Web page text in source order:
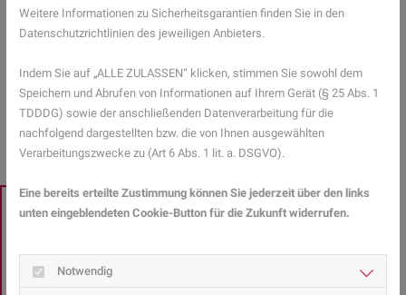
ZURÜCK ZUR ÜBERSICHT
bisherige Rezept komplett ablösen.
hier.
EXPERTENSUCHE
Sie haben Fragen zu
Gesundheitsthemen?
Weitere Informationen zu Sicherheitsgarantien finden Sie in den
Datenschutzrichtlinien des jeweiligen Anbieters.
Indem Sie auf „ALLE ZULASSEN“ klicken, stimmen Sie sowohl dem
Speichern und Abrufen von Informationen auf Ihrem Gerät (§ 25 Abs. 1
TDDDG) sowie der anschließenden Datenverarbeitung für die
nachfolgend dargestellten bzw. die von Ihnen ausgewählten
Verarbeitungszwecke zu (Art 6 Abs. 1 lit. a. DSGVO).
Eine bereits erteilte Zustimmung können Sie jederzeit über den links
unten eingeblendeten Cookie-Button für die Zukunft widerrufen.
Notwendig